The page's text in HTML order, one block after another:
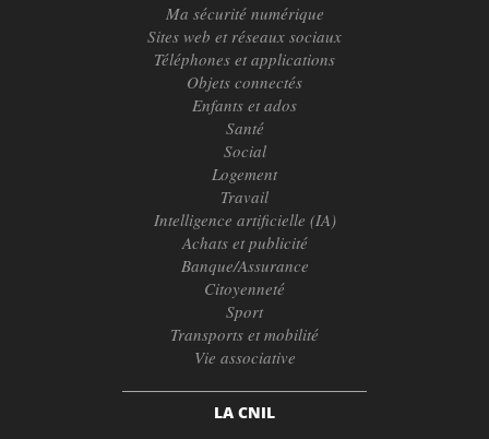
Ma sécurité numérique
Sites web et réseaux sociaux
Téléphones et applications
Objets connectés
Enfants et ados
Santé
Social
Logement
Travail
Intelligence artificielle (IA)
Achats et publicité
Banque/Assurance
Citoyenneté
Sport
Transports et mobilité
Vie associative
LA CNIL